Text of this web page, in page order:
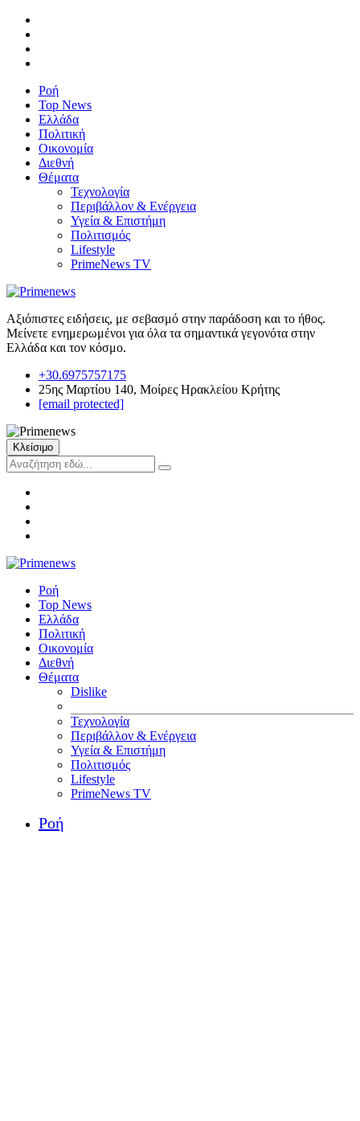
Ροή
Top News
Ελλάδα
Πολιτική
Οικονομία
Διεθνή
Θέματα
Τεχνολογία
Περιβάλλον & Ενέργεια
Υγεία & Επιστήμη
Πολιτισμός
Lifestyle
PrimeNews TV
Αξιόπιστες ειδήσεις, με σεβασμό στην παράδοση και το ήθος.
Μείνετε ενημερωμένοι για όλα τα σημαντικά γεγονότα στην
Ελλάδα και τον κόσμο.
+30.6975757175
25ης Μαρτίου 140, Μοίρες Ηρακλείου Κρήτης
[email protected]
Κλείσιμο
Ροή
Top News
Ελλάδα
Πολιτική
Οικονομία
Διεθνή
Θέματα
Dislike
Τεχνολογία
Περιβάλλον & Ενέργεια
Υγεία & Επιστήμη
Πολιτισμός
Lifestyle
PrimeNews TV
Ροή